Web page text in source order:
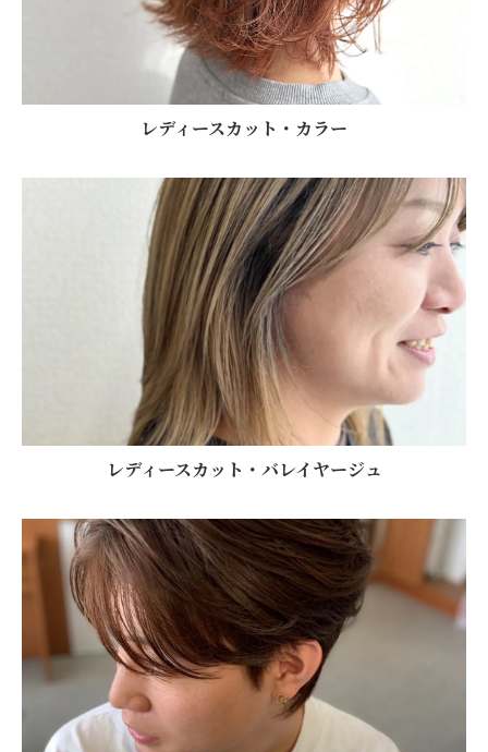
レディースカット・カラー
レディースカット・バレイヤージュ